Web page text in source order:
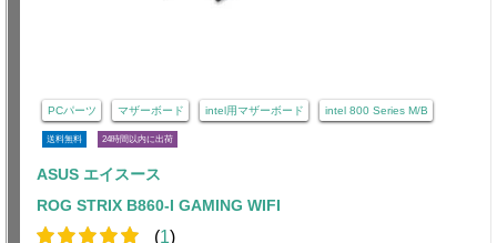
PCパーツ マザーボード intel用マザーボード intel 800 Series M/B
送料無料 24時間以内に出荷
ASUS エイスース
ROG STRIX B860-I GAMING WIFI
(1)